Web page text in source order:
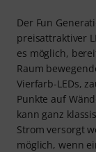
Der Fun
preisattraktiver
es möglich,
Raum
Vierfarb-LEDs,
Punkte auf
kann ganz
Strom versorgt
möglich, wenn